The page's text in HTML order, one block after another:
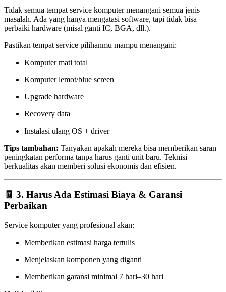
Tidak semua tempat service komputer menangani semua jenis
masalah. Ada yang hanya mengatasi software, tapi tidak bisa
perbaiki hardware (misal ganti IC, BGA, dll.).
Pastikan tempat service pilihanmu mampu menangani:
Komputer mati total
Komputer lemot/blue screen
Upgrade hardware
Recovery data
Instalasi ulang OS + driver
Tips tambahan: Tanyakan apakah mereka bisa memberikan saran
peningkatan performa tanpa harus ganti unit baru. Teknisi
berkualitas akan memberi solusi ekonomis dan efisien.
🧾 3. Harus Ada Estimasi Biaya & Garansi
Perbaikan
Service komputer yang profesional akan:
Memberikan estimasi harga tertulis
Menjelaskan komponen yang diganti
Memberikan garansi minimal 7 hari–30 hari